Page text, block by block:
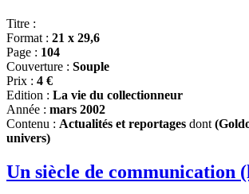
Titre :
Format : 21 x 29,6
Page : 104
Couverture : Souple
Prix : 4 €
Edition : La vie du collectionneur
Année : mars 2002
Contenu : Actualités et reportages dont
univers)
Un siècle de communication